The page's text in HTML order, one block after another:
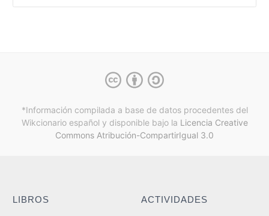
*Información compilada a base de datos procedentes del
Wikcionario español y disponible bajo la Licencia Creative
Commons Atribución-CompartirIgual 3.0
LIBROS ACTIVIDADES